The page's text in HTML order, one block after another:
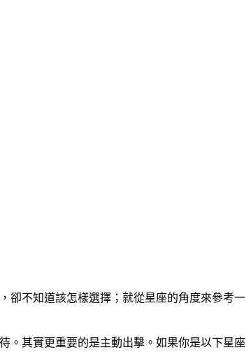
卻不知道該怎樣選擇；就從星座的角度來參考一
。其實更重要的是主動出擊。如果你是以下星座